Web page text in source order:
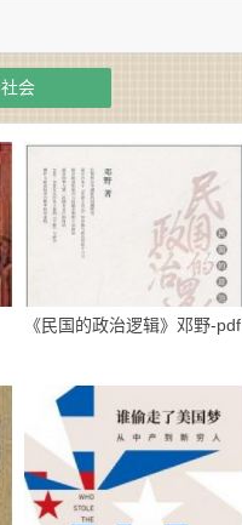
社会
《民国的政治逻辑》邓野-pdf